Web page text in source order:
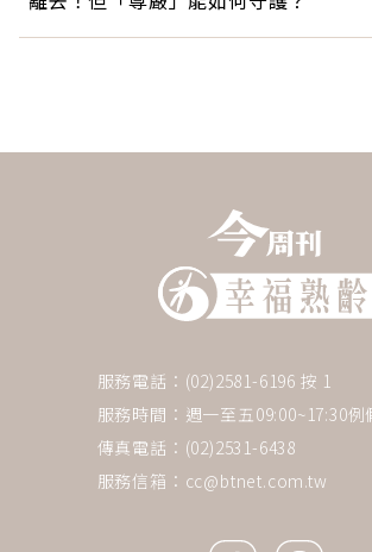
服務電話：(02)2581-6196 按 1
服務時間：週一至五09:00~17:30例
傳真電話：(02)2531-6438
服務信箱： cc@btnet.com.tw